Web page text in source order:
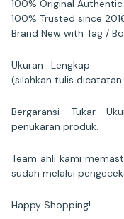
100% Original Authentic
100% Trusted since
Brand New with Tag /
Ukuran : Lengkap
(silahkan tulis
Bergaransi Tukar
penukaran produk.
Team ahli kami
sudah melalui
Happy Shopping!